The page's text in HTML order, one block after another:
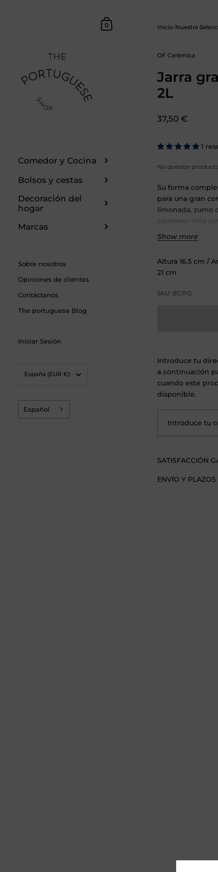
Cesta
0
Comedor y Cocina
Bolsos y cestas
Decoración del
hogar
Marcas
Sobre nosotros
Opiniones de clientes
Contáctanos
The portuguese Blog
Iniciar Sesión
España (EUR €)
Español
Inicio/Nuestra
OF Cerâmica
Jarra
2L
Precio:
37,50 €
1
No quedan
Su forma
para una gran
limonada, zumo
contener vino
bebida favorita
el circo es uno
Los colores
funcionan
Fabricado con
usarse en el
a mano o
haga todo el
Show more
Altura 16.5 cm /
21 cm
SKU: BC/PD
Introduce tu
a continuación
cuando este
disponible.
SATISFACCIÓN
ENVÍO Y PLAZOS